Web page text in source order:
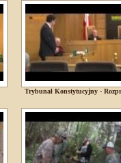
Trybunał Konstytucyjny -